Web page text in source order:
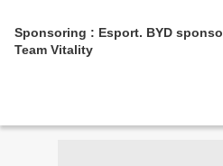
Sponsoring : Esport. BYD
Team Vitality